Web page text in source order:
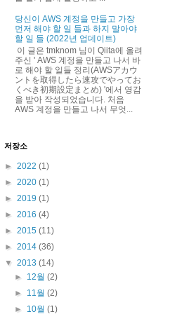
당신이 AWS 계정을 만들고 가장
먼저 해야 할 일 들과 하지 말아야
할 일 들 (2022년 업데이트)
이 글은 tmknom 님이 Qiita에 올려
주신 ' AWS 계정을 만들고 나서 바
로 해야 할 일들 정리(AWSアカウ
ントを取得したら速攻でやってお
くべき初期設定まとめ) '에서 영감
을 받아 작성되었습니다. 처음
AWS 계정을 만들고 나서 무엇...
저장소
► 2022 (1)
► 2020 (1)
► 2019 (1)
► 2016 (4)
► 2015 (11)
► 2014 (36)
▼ 2013 (14)
► 12월(2)
► 11월(2)
► 10월(1)